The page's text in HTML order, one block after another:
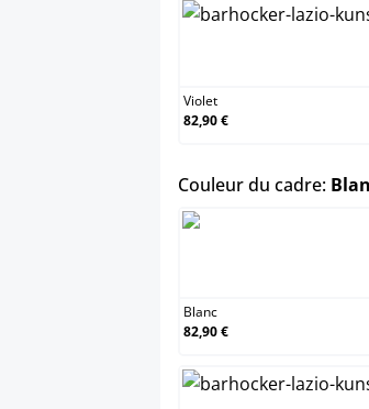
Violet
82,90 €
Couleur du cadre:
Blanc
82,90 €